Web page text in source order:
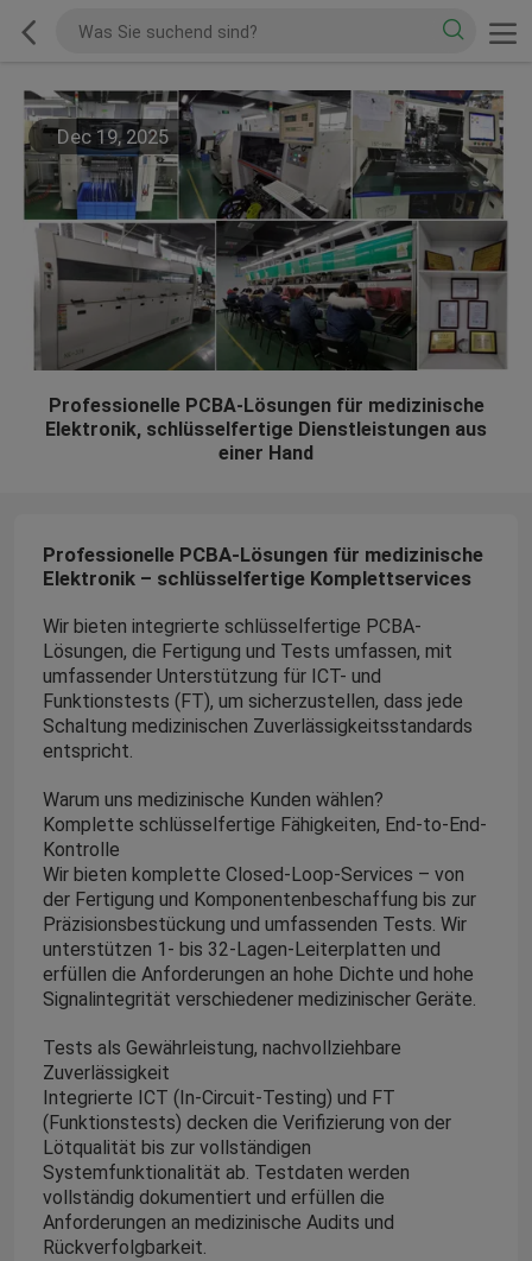
Dec 19, 2025
Professionelle PCBA-Lösungen für medizinische
Elektronik, schlüsselfertige Dienstleistungen aus
einer Hand
Professionelle PCBA-Lösungen für medizinische
Elektronik – schlüsselfertige Komplettservices
Wir bieten integrierte schlüsselfertige PCBA-
Lösungen, die Fertigung und Tests umfassen, mit
umfassender Unterstützung für ICT- und
Funktionstests (FT), um sicherzustellen, dass jede
Schaltung medizinischen Zuverlässigkeitsstandards
entspricht.
Warum uns medizinische Kunden wählen?
Komplette schlüsselfertige Fähigkeiten, End-to-End-
Kontrolle
Wir bieten komplette Closed-Loop-Services – von
der Fertigung und Komponentenbeschaffung bis zur
Präzisionsbestückung und umfassenden Tests. Wir
unterstützen 1- bis 32-Lagen-Leiterplatten und
erfüllen die Anforderungen an hohe Dichte und hohe
Signalintegrität verschiedener medizinischer Geräte.
Tests als Gewährleistung, nachvollziehbare
Zuverlässigkeit
Integrierte ICT (In-Circuit-Testing) und FT
(Funktionstests) decken die Verifizierung von der
Lötqualität bis zur vollständigen
Systemfunktionalität ab. Testdaten werden
vollständig dokumentiert und erfüllen die
Anforderungen an medizinische Audits und
Rückverfolgbarkeit.